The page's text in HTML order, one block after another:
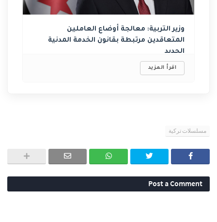
وزير التربية: معالجة أوضاع العاملين
المتعاقدين ‏مرتبطة بقانون الخدمة المدنية
الجديد ‏
اقرأ المزيد
مسلسلات تركية
Post a Comment